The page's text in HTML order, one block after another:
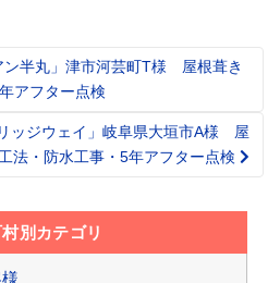
半丸」津市河芸町T様 屋根葺き
アフター点検
ッジウェイ」岐阜県大垣市A様 屋
法・防水工事・5年アフター点検
別カテゴリ